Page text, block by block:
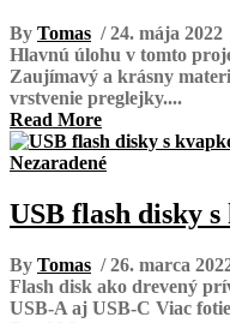
By Tomas / 24. mája 2022
Hlavnú úlohu v tomto
Zaujímavý a krásny
vrstvenie preglejky....
Read More
Nezaradené
USB flash disky
By Tomas / 26. marca
Flash disk ako drevený
USB-A aj USB-C Viac